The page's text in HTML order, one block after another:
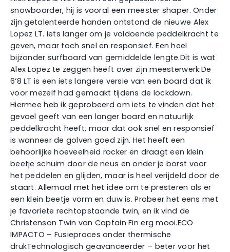
snowboarder, hij is vooral een meester shaper. Onder
zijn getalenteerde handen ontstond de nieuwe Alex
Lopez LT. Iets langer om je voldoende peddelkracht te
geven, maar toch snel en responsief. Een heel
bijzonder surfboard van gemiddelde lengte.Dit is wat
Alex Lopez te zeggen heeft over zijn meesterwerk:De
6’8 LT is een iets langere versie van een board dat ik
voor mezelf had gemaakt tijdens de lockdown.
Hiermee heb ik geprobeerd om iets te vinden dat het
gevoel geeft van een langer board en natuurlijk
peddelkracht heeft, maar dat ook snel en responsief
is wanneer de golven goed zijn. Het heeft een
behoorlijke hoeveelheid rocker en draagt een klein
beetje schuim door de neus en onder je borst voor
het peddelen en glijden, maar is heel verijdeld door de
staart. Allemaal met het idee om te presteren als er
een klein beetje vorm en duw is. Probeer het eens met
je favoriete rechtopstaande twin, en ik vind de
Christenson Twin van Captain Fin erg mooi.ECO
IMPACTO – Fusieproces onder thermische
drukTechnologisch geavanceerder – beter voor het